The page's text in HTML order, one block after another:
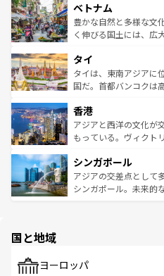
参照してほしい。
容にもいいと評判のス
が味わえる。
照してほしい。
き、地方に足を延ばせ
できる。そして、キム
まで、さまざまな韓国
リティに包まれながら
わっ
覧を参照してほしい。
ベトナム
豊かな自然と多様な文
く伸びる国土には、広
急速な発展と共に伝統
ーチミン市のフランス
醸し出している。また
とつ。フォーやバイン
ひ現地で味わいたい。
が旅行者を迎えてくれ
参照してほしい。
タイ
タイは、東南アジアに
国だ。首都バンコクは
の活気が交差している
帯で自然と触れ合い、
いビーチでリゾート気
激する。気候は一年中
が待っている。親しみ
た文化、そして多様な
香港
アジアと西洋の文化が
もっている。ヴィクト
み、どこを訪れても感
ており、効率よく見ど
うな絶景から文化的な
シンガポール
アジアの交差点として
シンガポール。未来的
で、ホーカーズは地元
国と地域
ヨーロッパ